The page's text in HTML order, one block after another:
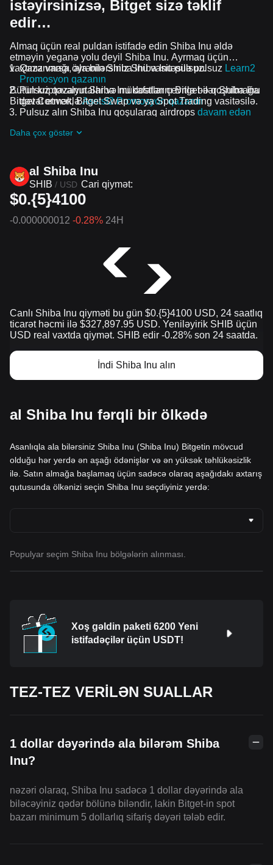
istəyirsinizsə, Bitget sizə təklif
edir…
Almaq üçün real puldan istifadə edin Shiba Inu əldə
etməyin yeganə yolu deyil Shiba Inu. Ayrmaq üçün
vaxtınız varsa, ala bilərsiniz Shiba Inu pulsuz.
Qazanmağı öyrənin Shiba Inu vasitəsilə pulsuz Learn2
Promosyon qazanın
Pulsuz qazanın Shiba Inu dostlarını Bitget-ə qoşulmağa
dəvət etməkləAssist2 Promosyon qazanın
Pulsuz alın Shiba Inu qoşularaq airdrops davam edən
Bütün kriptovalyutalar və mükafatlar çevrilə bilər Shiba Inu
Bitget Convert, Bitget Swap və ya Spot Trading vasitəsilə.
Daha çox göstər
al Shiba Inu
SHIB / USD Cari qiymət:
$0.{5}4100
-0.000000012 -0.28% 24H
Canlı Shiba Inu qiyməti bu gün $0.{​5}4100 USD, 24 saatlıq
ticarət həcmi ilə $327,897.95 USD. Yeniləyirik SHIB üçün
USD real vaxtda qiymət. SHIB edir -0.28% son 24 saatda.
İndi Shiba Inu alın
al Shiba Inu fərqli bir ölkədə
Asanlıqla ala bilərsiniz Shiba Inu (Shiba Inu) Bitgetin mövcud
olduğu hər yerdə ən aşağı ödənişlər və ən yüksək təhlükəsizlik
ilə. Satın almağa başlamaq üçün sadəcə olaraq aşağıdakı axtarış
qutusunda ölkənizi seçin Shiba Inu seçdiyiniz yerdə:
Populyar seçim Shiba Inu bölgələrin alınması.
Xoş gəldin paketi 6200 Yeni
istifadəçilər üçün USDT!
TEZ-TEZ VERİLƏN SUALLAR
1 dollar dəyərində ala bilərəm Shiba
Inu?
nəzəri olaraq, Shiba Inu sadəcə 1 dollar dəyərində ala
biləcəyiniz qədər bölünə biləndir, lakin Bitget-in spot
bazarı minimum 5 dollarlıq sifariş dəyəri tələb edir.